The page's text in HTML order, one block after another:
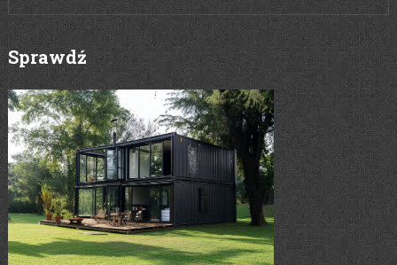
Sprawdź